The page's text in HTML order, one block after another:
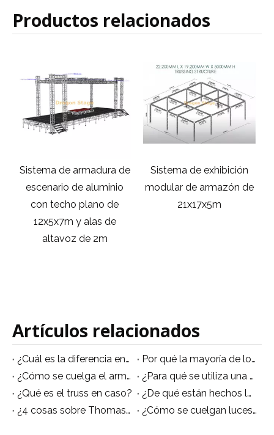
Productos relacionados
Sistema de armadura de
escenario de aluminio
con techo plano de
12x5x7m y alas de
altavoz de 2m
Sistema de exhibición
modular de armazón de
21x17x5m
Artículos relacionados
¿Cuál es la diferencia entre la armadura de aluminio y la armadura de pernos/espigas?
Por qué la mayoría de los clientes eligen armazones de escenario de aluminio
¿Cómo se cuelga el armazón de iluminación interior en el techo?
¿Para qué se utiliza una armadura de caja?
¿Qué es el truss en caso?
¿De qué están hechos los trusses de iluminación en Oriente Medio?
¿4 cosas sobre Thomas Truss?
¿Cómo se cuelgan luces en una viga?